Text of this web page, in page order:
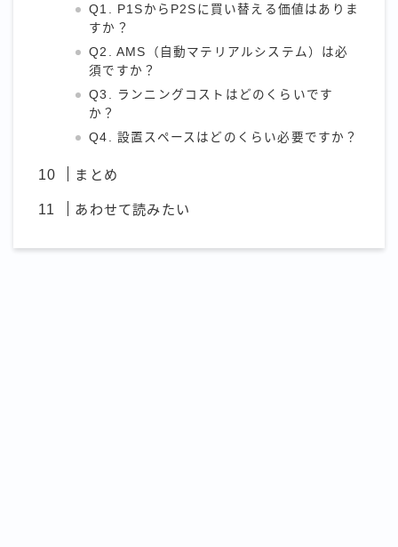
Q1. P1SからP2Sに買い替える価値はありま
すか？
Q2. AMS（自動マテリアルシステム）は必
須ですか？
Q3. ランニングコストはどのくらいです
か？
Q4. 設置スペースはどのくらい必要ですか？
まとめ
あわせて読みたい